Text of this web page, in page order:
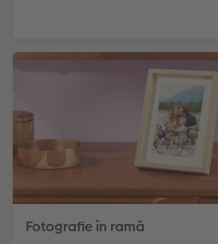
Fotografie în ramă